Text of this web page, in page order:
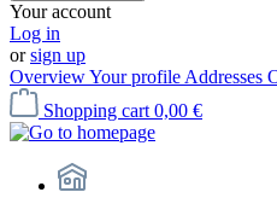
Your account
Log in
orsign up
OverviewYour profile Addresses
Shopping cart 0,00 €